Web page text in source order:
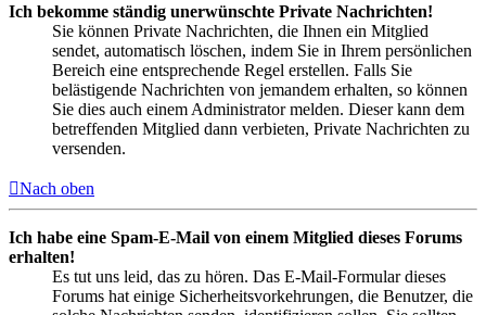
Ich bekomme ständig unerwünschte Private Nachrichten!
Sie können Private Nachrichten, die Ihnen ein Mitglied
sendet, automatisch löschen, indem Sie in Ihrem persönlichen
Bereich eine entsprechende Regel erstellen. Falls Sie
belästigende Nachrichten von jemandem erhalten, so können
Sie dies auch einem Administrator melden. Dieser kann dem
betreffenden Mitglied dann verbieten, Private Nachrichten zu
versenden.
Nach oben
Ich habe eine Spam-E-Mail von einem Mitglied dieses Forums
erhalten!
Es tut uns leid, das zu hören. Das E-Mail-Formular dieses
Forums hat einige Sicherheitsvorkehrungen, die Benutzer, die